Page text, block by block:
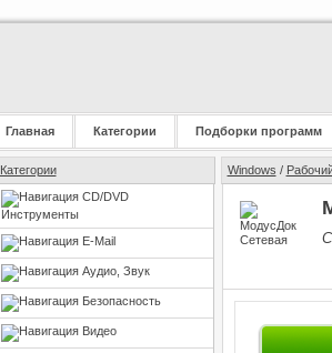
Главная Категории Подборки программ
Категории
CD/DVD
Инструменты
E-Mail
Аудио, Звук
Безопасность
Видео
Windows /